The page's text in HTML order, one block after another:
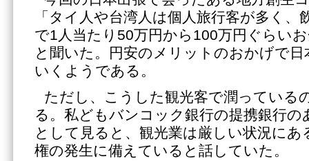
「タイ人や台湾人は個人旅行客が多く、
で1人当たり50万円から100万円ぐらい
と聞いた。円安のメリットのおかげで
いくようである。
ただし、こうした観光客で潤っている
る。私どもバンコック銀行の提携銀行の
として見ると、観光業は厳しい状況にあ
権の発生に備えていると話していた。